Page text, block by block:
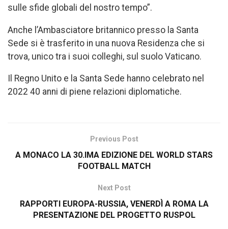
sulle sfide globali del nostro tempo”.
Anche l’Ambasciatore britannico presso la Santa
Sede si è trasferito in una nuova Residenza che si
trova, unico tra i suoi colleghi, sul suolo Vaticano.
Il Regno Unito e la Santa Sede hanno celebrato nel
2022 40 anni di piene relazioni diplomatiche.
Previous Post
A MONACO LA 30.IMA EDIZIONE DEL WORLD STARS
FOOTBALL MATCH
Next Post
RAPPORTI EUROPA-RUSSIA, VENERDÌ A ROMA LA
PRESENTAZIONE DEL PROGETTO RUSPOL